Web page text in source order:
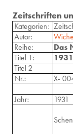
Zeitschriften
Kategorien:
Autor:
Reihe:
Das
Titel 1:
1931
Titel 2
Nr.:
X-
Jahr:
1931